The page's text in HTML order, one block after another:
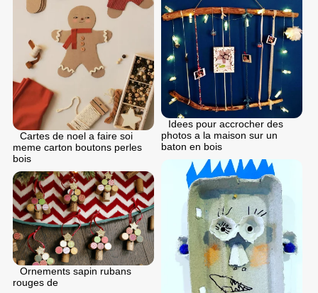
Idees pour accrocher des
photos a la maison sur un
baton en bois
Cartes de noel a faire soi
meme carton boutons perles
bois
Ornements sapin rubans
rouges de